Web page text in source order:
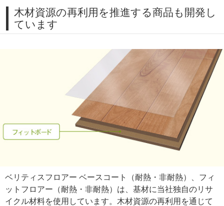
木材資源の再利用を推進する商品も開発し
ています
ベリティスフロアー ベースコート（耐熱・非耐熱）、フィ
ットフロアー（耐熱・非耐熱）は、基材に当社独自のリサ
イクル材料を使用しています。木材資源の再利用を通じて